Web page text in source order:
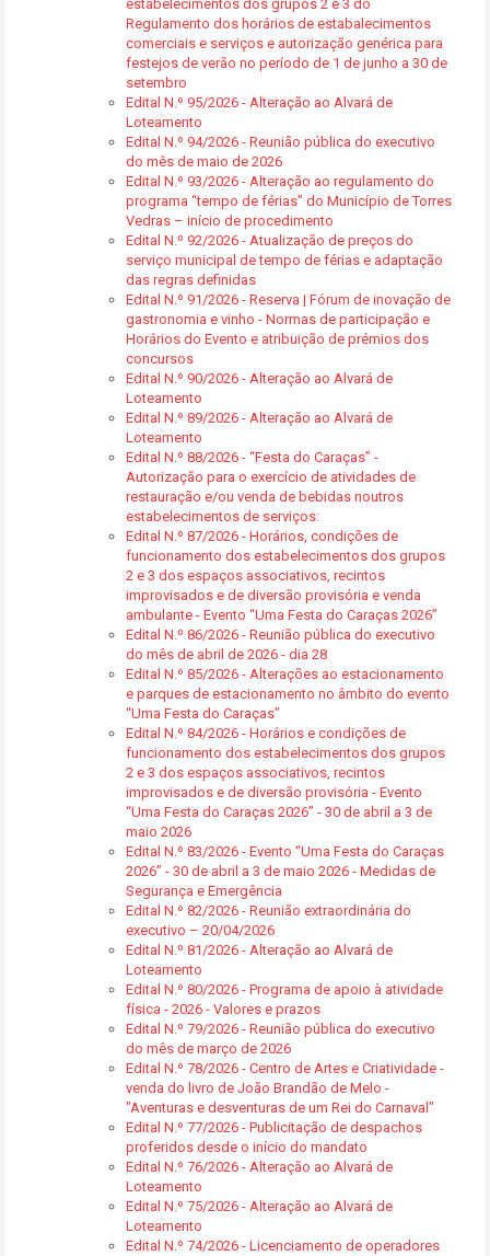
estabelecimentos dos grupos 2 e 3 do
Regulamento dos horários de estabalecimentos
comerciais e serviços e autorização genérica para
festejos de verão no período de 1 de junho a 30 de
setembro
Edital N.º 95/2026 - Alteração ao Alvará de
Loteamento
Edital N.º 94/2026 - Reunião pública do executivo
do mês de maio de 2026
Edital N.º 93/2026 - Alteração ao regulamento do
programa “tempo de férias” do Município de Torres
Vedras – início de procedimento
Edital N.º 92/2026 - Atualização de preços do
serviço municipal de tempo de férias e adaptação
das regras definidas
Edital N.º 91/2026 - Reserva | Fórum de inovação de
gastronomia e vinho - Normas de participação e
Horários do Evento e atribuição de prémios dos
concursos
Edital N.º 90/2026 - Alteração ao Alvará de
Loteamento
Edital N.º 89/2026 - Alteração ao Alvará de
Loteamento
Edital N.º 88/2026 - “Festa do Caraças” -
Autorização para o exercício de atividades de
restauração e/ou venda de bebidas noutros
estabelecimentos de serviços:
Edital N.º 87/2026 - Horários, condições de
funcionamento dos estabelecimentos dos grupos
2 e 3 dos espaços associativos, recintos
improvisados e de diversão provisória e venda
ambulante - Evento “Uma Festa do Caraças 2026”
Edital N.º 86/2026 - Reunião pública do executivo
do mês de abril de 2026 - dia 28
Edital N.º 85/2026 - Alterações ao estacionamento
e parques de estacionamento no âmbito do evento
“Uma Festa do Caraças”
Edital N.º 84/2026 - Horários e condições de
funcionamento dos estabelecimentos dos grupos
2 e 3 dos espaços associativos, recintos
improvisados e de diversão provisória - Evento
“Uma Festa do Caraças 2026” - 30 de abril a 3 de
maio 2026
Edital N.º 83/2026 - Evento “Uma Festa do Caraças
2026” - 30 de abril a 3 de maio 2026 - Medidas de
Segurança e Emergência
Edital N.º 82/2026 - Reunião extraordinária do
executivo – 20/04/2026
Edital N.º 81/2026 - Alteração ao Alvará de
Loteamento
Edital N.º 80/2026 - Programa de apoio à atividade
física - 2026 - Valores e prazos
Edital N.º 79/2026 - Reunião pública do executivo
do mês de março de 2026
Edital N.º 78/2026 - Centro de Artes e Criatividade -
venda do livro de João Brandão de Melo -
"Aventuras e desventuras de um Rei do Carnaval"
Edital N.º 77/2026 - Publicitação de despachos
proferidos desde o início do mandato
Edital N.º 76/2026 - Alteração ao Alvará de
Loteamento
Edital N.º 75/2026 - Alteração ao Alvará de
Loteamento
Edital N.º 74/2026 - Licenciamento de operadores